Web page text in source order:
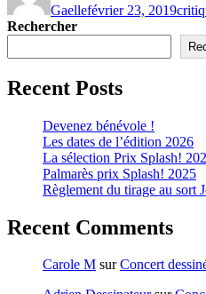
Gaellefévrier 23, 2019
Rechercher
Recent Posts
Devenez bénévole !
Les dates de l’édition 2026
La sélection Prix Splash!
Palmarès prix Splash! 2025
Règlement du tirage au sort
Recent Comments
Carole M surConcert